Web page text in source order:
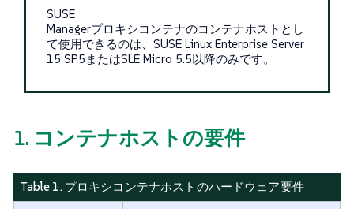
SUSE
Managerプロキシコンテナのコンテナホストとし
て使用できるのは、SUSE Linux Enterprise Server
15 SP5またはSLE Micro 5.5以降のみです。
1. コンテナホストの要件
Table 1. プロキシコンテナホストのハードウェア要件